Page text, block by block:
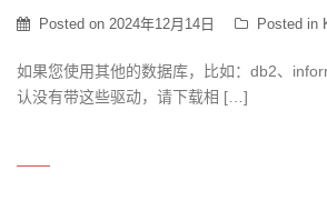
Posted on 2024年12月14日 Posted in
如果您使用其他的数据库，比如：db2、
认没有带这些驱动，请下载相 […]